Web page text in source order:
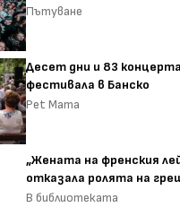
Пътуване
Десет дни и 83
фестивала в Банско
Pet Mama
„Жената на френския
отказала ролята на
В библиотеката